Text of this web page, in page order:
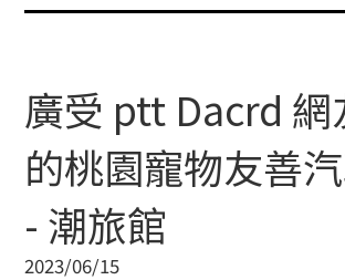
廣受 ptt Dacrd 網
的桃園寵物友善
- 潮旅館
2023/06/15